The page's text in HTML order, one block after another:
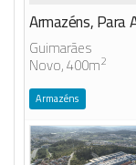
Armazéns, Para
Guimarães
Novo, 400m2
Armazéns